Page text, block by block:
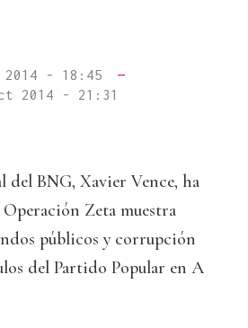
2014 - 18:45
—
2014 - 21:31
del BNG, Xavier Vence, ha
Zeta muestra
públicos y corrupción
del Partido Popular en A